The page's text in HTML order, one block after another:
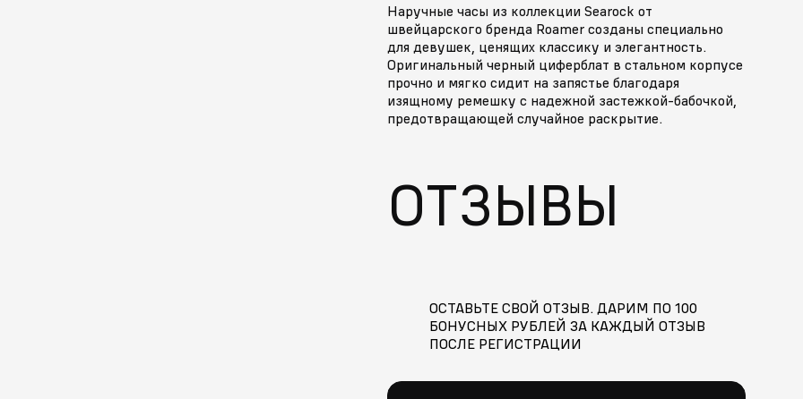
Наручные часы из коллекции Searock от
швейцарского бренда Roamer созданы специально
для девушек, ценящих классику и элегантность.
Оригинальный черный циферблат в стальном корпусе
прочно и мягко сидит на запястье благодаря
изящному ремешку с надежной застежкой-бабочкой,
предотвращающей случайное раскрытие.
ОТЗЫВЫ
ОСТАВЬТЕ СВОЙ ОТЗЫВ. ДАРИМ ПО 100
БОНУСНЫХ РУБЛЕЙ ЗА КАЖДЫЙ ОТЗЫВ
ПОСЛЕ РЕГИСТРАЦИИ